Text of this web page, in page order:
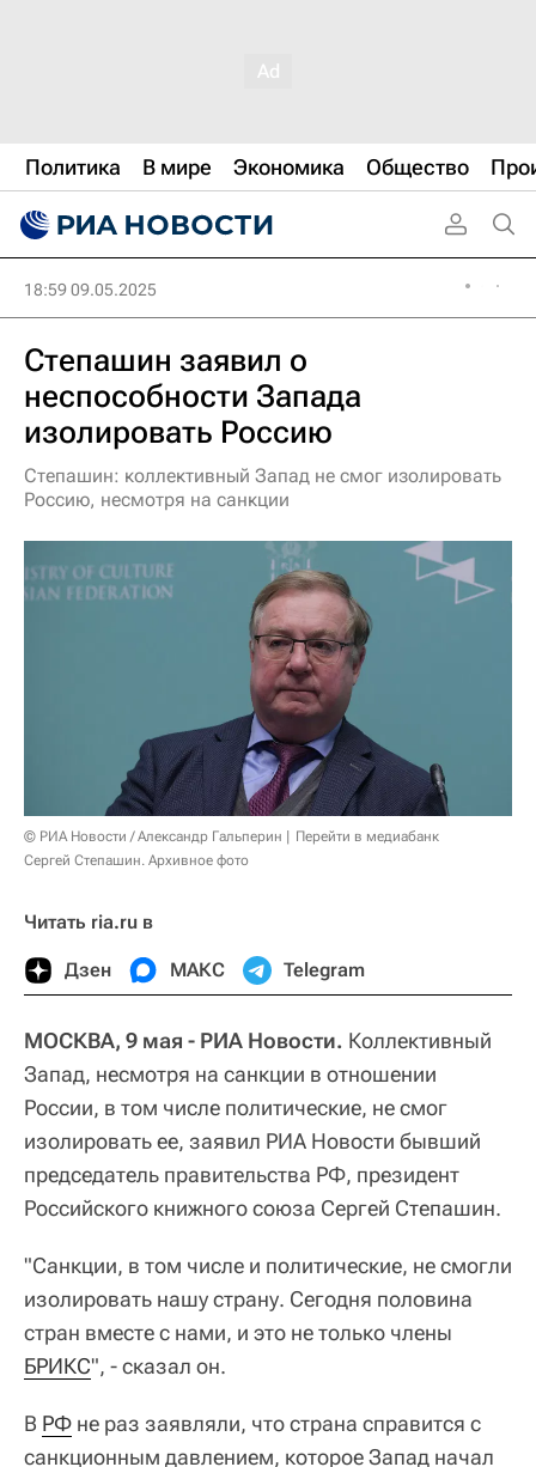
Политика В мире Экономика Общество
18:59 09.05.2025
Степашин заявил о
неспособности Запада
изолировать Россию
Степашин: коллективный Запад не смог изолировать
Россию, несмотря на санкции
© РИА Новости / Александр Гальперин
Перейти в медиабанк
Сергей Степашин. Архивное фото
Читать ria.ru в
Дзен МАКС Telegram
МОСКВА, 9 мая - РИА Новости. Коллективный
Запад, несмотря на санкции в отношении
России, в том числе политические, не смог
изолировать ее, заявил РИА Новости бывший
председатель правительства РФ, президент
Российского книжного союза Сергей Степашин.
"Санкции, в том числе и политические, не смогли
изолировать нашу страну. Сегодня половина
стран вместе с нами, и это не только члены
БРИКС", - сказал он.
В РФ не раз заявляли, что страна справится с
санкционным давлением, которое Запад начал